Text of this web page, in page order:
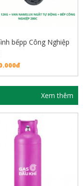
bếpp Công Nghiệp
Xem thêm